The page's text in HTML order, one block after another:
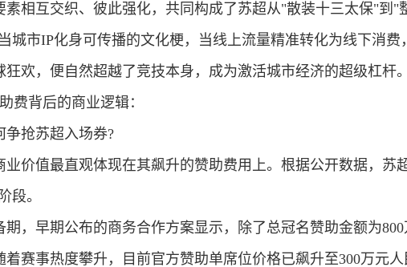
素相互交织、彼此强化，共同构成了苏超从"散装十三太保"到"
城市IP化身可传播的文化梗，当线上流量精准转化为线下消
狂欢，便自然超越了竞技本身，成为激活城市经济的超级杠杆。
费背后的商业逻辑：
争抢苏超入场券?
业价值最直观体现在其飙升的赞助费用上。根据公开数据，苏
段。
期，早期公布的商务合作方案显示，除了总冠名赞助金额为
着赛事热度攀升，目前官方赞助单席位价格已飙升至300万元人